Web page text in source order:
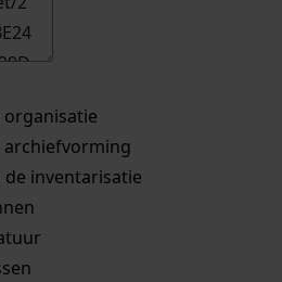
organisatie
archiefvorming
inventarisatie